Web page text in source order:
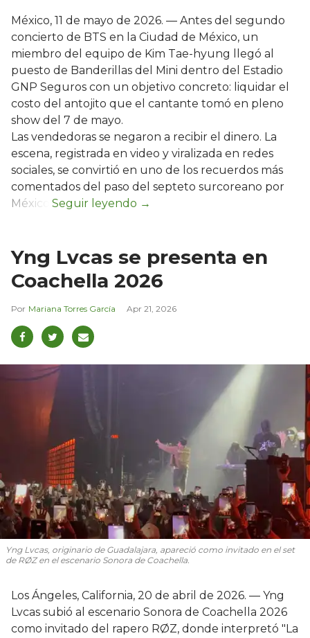
México, 11 de mayo de 2026. — Antes del segundo
concierto de BTS en la Ciudad de México, un
miembro del equipo de Kim Tae-hyung llegó al
puesto de Banderillas del Mini dentro del Estadio
GNP Seguros con un objetivo concreto: liquidar el
costo del antojito que el cantante tomó en pleno
show del 7 de mayo.
Las vendedoras se negaron a recibir el dinero. La
escena, registrada en video y viralizada en redes
sociales, se convirtió en uno de los recuerdos más
comentados del paso del septeto surcoreano por
México.
Yng Lvcas se presenta en
Coachella 2026
Mariana Torres García Apr 21, 2026
Yng Lvcas, originario de Guadalajara, apareció como invitado en el set
de RØZ en el escenario Sonora de Coachella.
Los Ángeles, California, 20 de abril de 2026. — Yng
Lvcas subió al escenario Sonora de Coachella 2026
como invitado del rapero RØZ, donde interpretó "La